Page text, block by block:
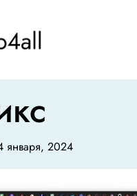
января, 2024